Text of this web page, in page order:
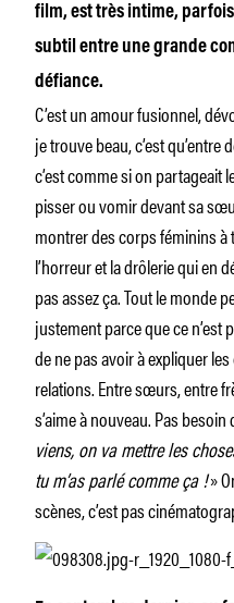
film, est très intime,
subtil entre une grande
défiance.
C’est un amour fusionnel,
je trouve beau, c’est
c’est comme si on partageait
pisser ou vomir devant sa
montrer des corps féminins à
l’horreur et la drôlerie qui en
pas assez ça. Tout le monde
justement parce que ce n’est
de ne pas avoir à expliquer
relations. Entre sœurs, entre
s’aime à nouveau. Pas
viens, on va mettre les
tu m’as parlé comme ça !»
scènes, c’est pas